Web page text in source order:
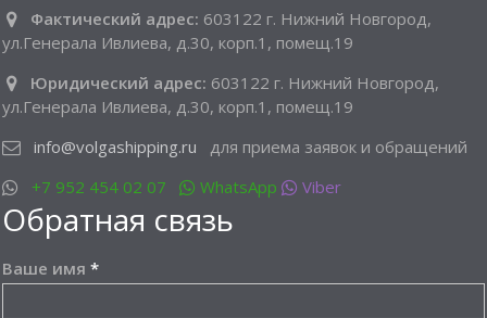
Фактический адрес: 603122 г. Нижний Новгород,
ул.Генерала Ивлиева, д.30, корп.1, помещ.19
Юридический адрес: 603122 г. Нижний Новгород,
ул.Генерала Ивлиева, д.30, корп.1, помещ.19
info@volgashipping.ru для приема заявок и обращений
+7 952 454 02 07
WhatsApp Viber
Обратная связь
Ваше имя *